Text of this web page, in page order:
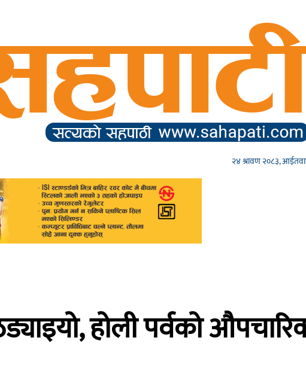
२४ श्रावण २०८३,
होली पर्वको